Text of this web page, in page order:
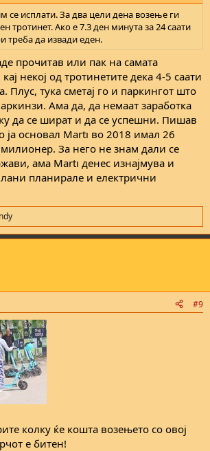
се исплати. За два цели дена возење ги
тротинет. Ако е 7.3 ден минута за 24 саати
треба да извади еден.
прочитав или пак на самата
некој од тротинетите дека 4-5 саати
Плус, тука сметај го и паркингот што
Ама да, да немаат заработка
да се шират и да се успешни. Пишав
ја основал Martı во 2018 имал 26
За него не знам дали се
ама Martı денес изнајмува и
лани планирале и електрични
#9
колку ќе кошта возењето со овој
е битен!